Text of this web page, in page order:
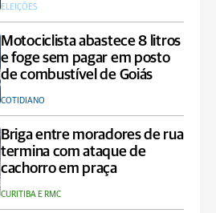
ELEIÇÕES
Motociclista abastece 8 litros
e foge sem pagar em posto
de combustível de Goiás
COTIDIANO
Briga entre moradores de rua
termina com ataque de
cachorro em praça
CURITIBA E RMC